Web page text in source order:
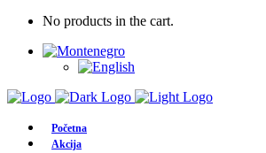
No products in the cart.
Početna
Akcija